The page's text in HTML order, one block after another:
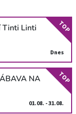
Tinti Linti
Dnes
TOP
NA
01.08. - 31.08.
TOP